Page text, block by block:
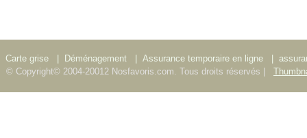
Carte grise Déménagement Assurance temporaire en ligne
© Copyright© 2004-20012 Nosfavoris.com. Tous droits réservés |